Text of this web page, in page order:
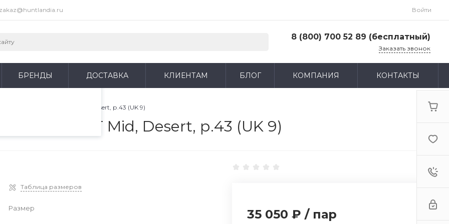
и
Продолжая
использования.
zakaz@huntlandia.ru Войти
8 (800) 700 52 89 (бесплатный)
г. Москва, ул. Адмирала Макарова, д. 6, стр.
Заказать звонок
БРЕНДЫ ДОСТАВКА КЛИЕНТАМ БЛОГ КОМПАНИЯ КОНТАКТЫ
Eagle Athletic 2.0 V T Mid, Desert, р.43 (UK 9)
2.0 V T Mid, Desert, р.43 (UK 9)
Таблица размеров
Размер 35 050 ₽ / пар